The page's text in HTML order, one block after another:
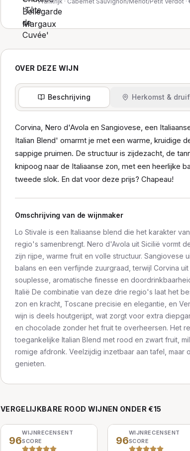
OVER DEZE WIJN
Beschrijving Herkomst & druif
Corvina, Nero d'Avola en Sangiovese, een
Italian Blend' omarmt je met een warme, kruidige
sappige pruimen. De structuur is zijdezacht, de
knipoog naar de Italiaanse zon, met een heerlijke
tweede slok. En dat voor deze prijs? Chapeau!
Omschrijving van de wijnmaker
Lo Stivale is een Italiaanse blend die het karakter
regio's samenbrengt. Nero d'Avola uit Sicilië vormt
zijn rijpe, warme fruit en volle structuur. Sangiovese
balans en een verfijnde zuurgraad, terwijl Corvina
souplesse, aromatische finesse en
Italië De combinatie van deze drie regio's laat het
zon en kracht, Toscane precisie en elegantie, en
wijn is deels houtgerijpt, wat zorgt voor extra
en chocolade zonder het fruit te overheersen. Het
toegankelijke Italian Blend met rood en zwart fruit,
romige afdronk. Veelzijdig inzetbaar aan tafel, maar
genieten.
VERGELIJKBARE ROOD WIJNEN ONDER €15
96
WIJNRECENSENT
SCORE
96
WIJNRECENSENT
SCORE